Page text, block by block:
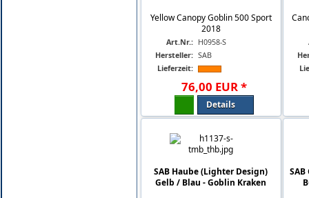
Yellow Canopy Goblin 500 Sport
2018
Art.Nr.: H0958-S
Hersteller: SAB
Lieferzeit:
76,00 EUR*
Details
SAB Haube (Lighter Design)
Gelb / Blau - Goblin Kraken
SAB